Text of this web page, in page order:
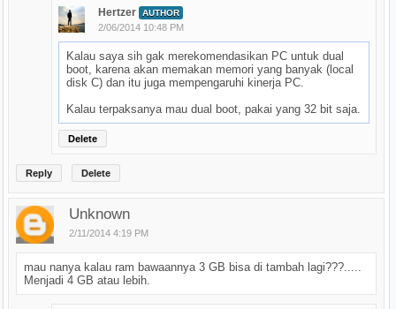
Hertzer AUTHOR
2/06/2014 10:48 PM
Kalau saya sih gak merekomendasikan PC untuk dual
boot, karena akan memakan memori yang banyak (local
disk C) dan itu juga mempengaruhi kinerja PC.
Kalau terpaksanya mau dual boot, pakai yang 32 bit saja.
Delete
Reply Delete
Unknown
2/11/2014 4:19 PM
mau nanya kalau ram bawaannya 3 GB bisa di tambah lagi???.....
Menjadi 4 GB atau lebih.